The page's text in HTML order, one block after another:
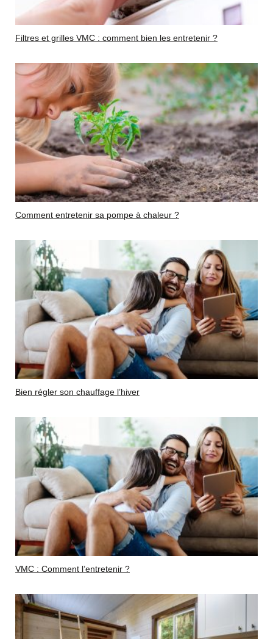
Filtres et grilles VMC : comment bien les entretenir ?
Comment entretenir sa pompe à chaleur ?
Bien régler son chauffage l’hiver
VMC : Comment l’entretenir ?